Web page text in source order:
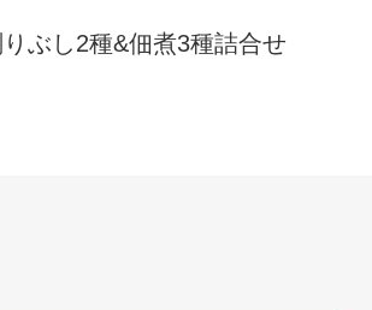
ぶし2種&佃煮3種詰合せ